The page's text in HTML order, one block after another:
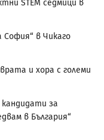
STEM седмици в
София“ в Чикаго
и хора с големи
за
в България“